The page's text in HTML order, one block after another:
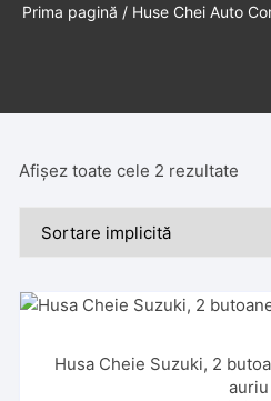
Prima pagină / Huse Chei Auto
Afișez toate cele 2 rezultate
Husa Cheie Suzuki, 2
auriu